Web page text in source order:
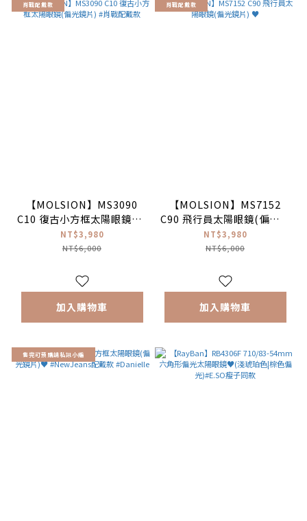
肖戰配戴款
【MOLSION】MS3090
C10 復古小方框太陽眼鏡(偏
光鏡片) #肖戰配戴款
NT$3,980
NT$6,000
加入購物車
肖戰配戴款
【MOLSION】MS7152
C90 飛行員太陽眼鏡(偏光鏡
片) ♥
NT$3,980
NT$6,000
加入購物車
售完可預購請私訊小編